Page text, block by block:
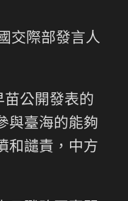
交際部發言人
苗公開發表的
與臺海的能夠
和譴責，中方